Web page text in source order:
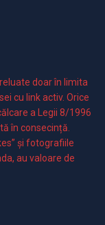
doar în limita
cu link activ. Orice
a Legii 8/1996
în consecință.
și fotografiile
au valoare de